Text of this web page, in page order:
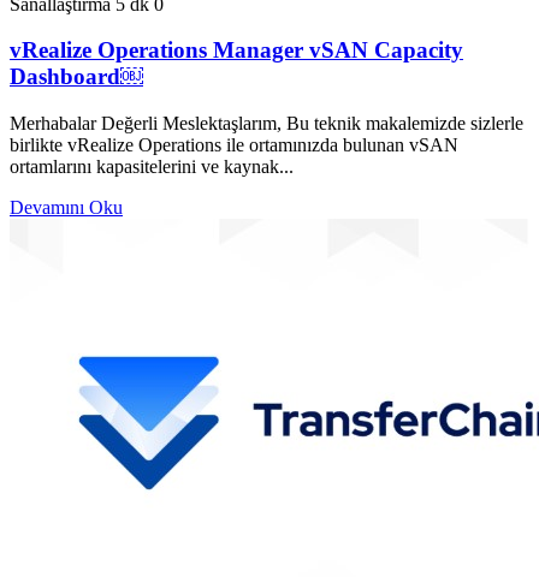
vRealize Operations Manager vSAN Capacity
Dashboard￼
Merhabalar Değerli Meslektaşlarım, Bu teknik makalemizde sizlerle
birlikte vRealize Operations ile ortamınızda bulunan vSAN
ortamlarını kapasitelerini ve kaynak...
Devamını Oku